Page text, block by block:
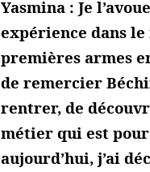
Yasmina : Je
expérience dans le
premières armes
de remercier
rentrer, de
métier qui est
aujourd’hui, j’ai